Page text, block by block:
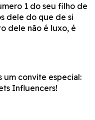
1 do seu filho de
dele do que de si
dele não é luxo, é
um convite especial:
Influencers!